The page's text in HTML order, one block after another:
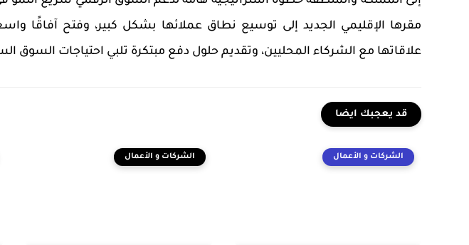
مقرها الإقليمي الجديد إلى توسيع نطاق عملائها بشكل كبير، وفتح آفاقًا
علاقاتها مع الشركاء المحليين، وتقديم حلول دفع مبتكرة تلبي احتياجات السوق
قد يعجبك ايضا
الشركات و الأعمال الشركات و الأعمال